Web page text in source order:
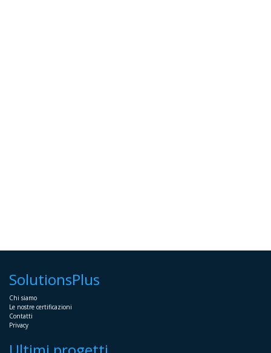
SolutionsPlus
Chi siamo
Le nostre certificazioni
Contatti
Privacy